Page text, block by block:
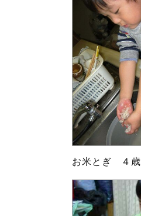
お米とぎ ４歳